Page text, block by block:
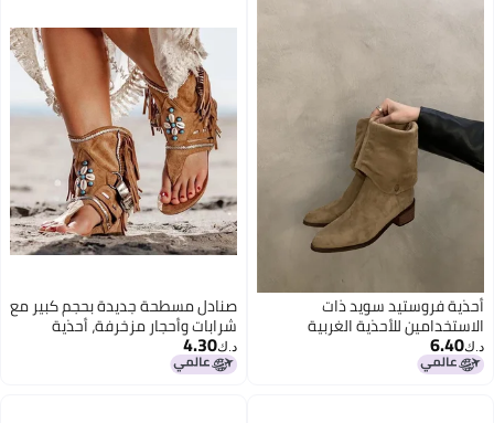
أحذية فروستيد سويد ذات
الاستخدامين للأحذية الغربية
برميل طويل أحذية فارس
د.ك‏6.40
صنادل مسطحة جديدة بحجم كبير مع
شرابات وأحجار مزخرفة، أحذية
رومانية عصرية
د.ك‏4.30